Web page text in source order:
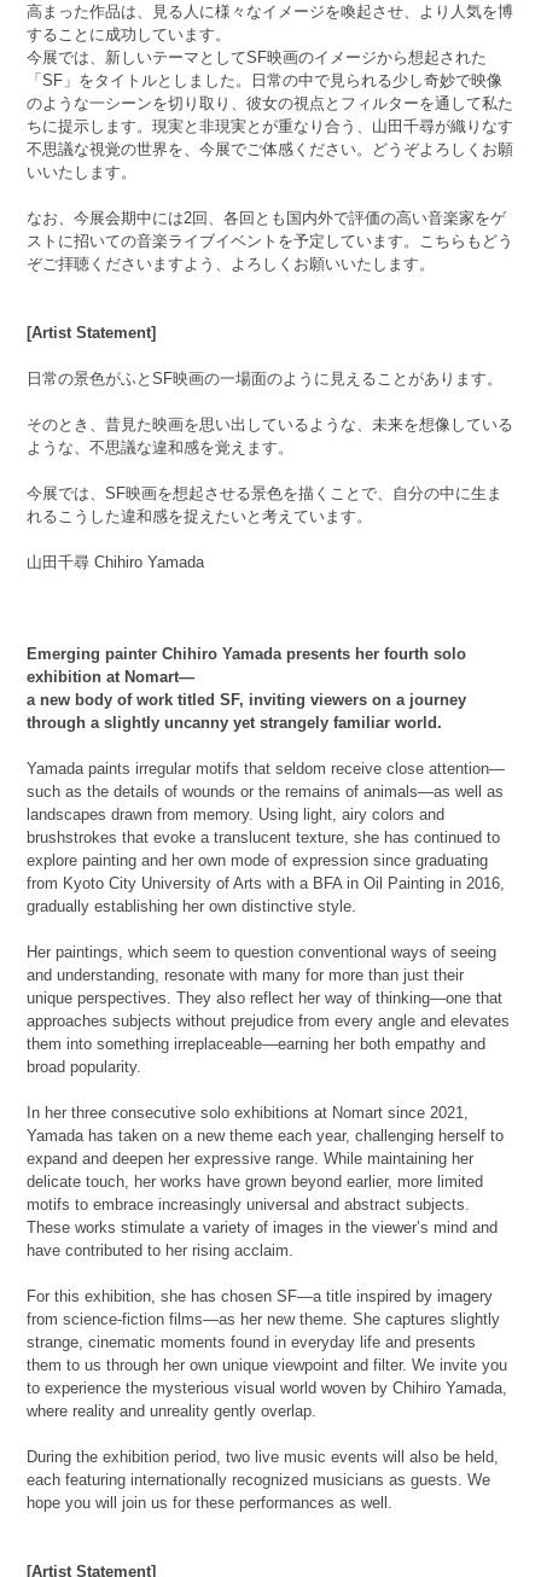
高まった作品は、見る人に様々なイメージを喚起させ、より人気を博
することに成功しています。
今展では、新しいテーマとしてSF映画のイメージから想起された
「SF」をタイトルとしました。日常の中で見られる少し奇妙で映像
のような一シーンを切り取り、彼女の視点とフィルターを通して私た
ちに提示します。現実と非現実とが重なり合う、山田千尋が織りなす
不思議な視覚の世界を、今展でご体感ください。どうぞよろしくお願
いいたします。
なお、今展会期中には2回、各回とも国内外で評価の高い音楽家をゲ
ストに招いての音楽ライブイベントを予定しています。こちらもどう
ぞご拝聴くださいますよう、よろしくお願いいたします。
[Artist Statement]
日常の景色がふとSF映画の一場面のように見えることがあります。
そのとき、昔見た映画を思い出しているような、未来を想像している
ような、不思議な違和感を覚えます。
今展では、SF映画を想起させる景色を描くことで、自分の中に生ま
れるこうした違和感を捉えたいと考えています。
山田千尋 Chihiro Yamada
Emerging painter Chihiro Yamada presents her fourth solo
exhibition at Nomart—
a new body of work titled SF, inviting viewers on a journey
through a slightly uncanny yet strangely familiar world.
Yamada paints irregular motifs that seldom receive close attention—
such as the details of wounds or the remains of animals—as well as
landscapes drawn from memory. Using light, airy colors and
brushstrokes that evoke a translucent texture, she has continued to
explore painting and her own mode of expression since graduating
from Kyoto City University of Arts with a BFA in Oil Painting in 2016,
gradually establishing her own distinctive style.
Her paintings, which seem to question conventional ways of seeing
and understanding, resonate with many for more than just their
unique perspectives. They also reflect her way of thinking—one that
approaches subjects without prejudice from every angle and elevates
them into something irreplaceable—earning her both empathy and
broad popularity.
In her three consecutive solo exhibitions at Nomart since 2021,
Yamada has taken on a new theme each year, challenging herself to
expand and deepen her expressive range. While maintaining her
delicate touch, her works have grown beyond earlier, more limited
motifs to embrace increasingly universal and abstract subjects.
These works stimulate a variety of images in the viewer’s mind and
have contributed to her rising acclaim.
For this exhibition, she has chosen SF—a title inspired by imagery
from science-fiction films—as her new theme. She captures slightly
strange, cinematic moments found in everyday life and presents
them to us through her own unique viewpoint and filter. We invite you
to experience the mysterious visual world woven by Chihiro Yamada,
where reality and unreality gently overlap.
During the exhibition period, two live music events will also be held,
each featuring internationally recognized musicians as guests. We
hope you will join us for these performances as well.
[Artist Statement]